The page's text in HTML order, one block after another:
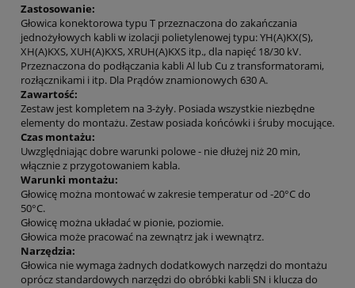
Zastosowanie:
Głowica konektorowa typu T przeznaczona do zakańczania
jednożyłowych kabli w izolacji polietylenowej typu: YH(A)KX(S),
XH(A)KXS, XUH(A)KXS, XRUH(A)KXS itp., dla napięć 18/30 kV.
Przeznaczona do podłączania kabli Al lub Cu z transformatorami,
rozłącznikami i itp. Dla Prądów znamionowych 630 A.
Zawartość:
Zestaw jest kompletem na 3-żyły. Posiada wszystkie niezbędne
elementy do montażu. Zestaw posiada końcówki i śruby mocujące.
Czas montażu:
Uwzględniając dobre warunki polowe - nie dłużej niż 20 min,
włącznie z przygotowaniem kabla.
Warunki montażu:
Głowicę można montować w zakresie temperatur od -20°C do
50°C.
Głowicę można układać w pionie, poziomie.
Głowica może pracować na zewnątrz jak i wewnątrz.
Narzędzia:
Głowica nie wymaga żadnych dodatkowych narzędzi do montażu
oprócz standardowych narzędzi do obróbki kabli SN i klucza do